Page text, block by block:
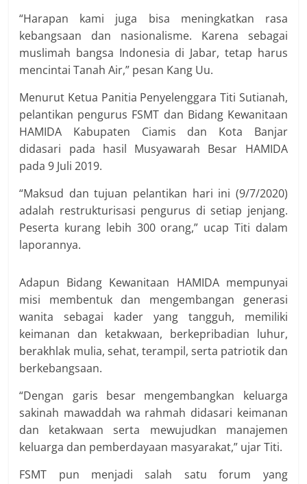
“Harapan kami juga bisa meningkatkan rasa
kebangsaan dan nasionalisme. Karena sebagai
muslimah bangsa Indonesia di Jabar, tetap harus
mencintai Tanah Air,” pesan Kang Uu.
Menurut Ketua Panitia Penyelenggara Titi Sutianah,
pelantikan pengurus FSMT dan Bidang Kewanitaan
HAMIDA Kabupaten Ciamis dan Kota Banjar
didasari pada hasil Musyawarah Besar HAMIDA
pada 9 Juli 2019.
“Maksud dan tujuan pelantikan hari ini (9/7/2020)
adalah restrukturisasi pengurus di setiap jenjang.
Peserta kurang lebih 300 orang,” ucap Titi dalam
laporannya.
Adapun Bidang Kewanitaan HAMIDA mempunyai
misi membentuk dan mengembangan generasi
wanita sebagai kader yang tangguh, memiliki
keimanan dan ketakwaan, berkepribadian luhur,
berakhlak mulia, sehat, terampil, serta patriotik dan
berkebangsaan.
“Dengan garis besar mengembangkan keluarga
sakinah mawaddah wa rahmah didasari keimanan
dan ketakwaan serta mewujudkan manajemen
keluarga dan pemberdayaan masyarakat,” ujar Titi.
FSMT pun menjadi salah satu forum yang